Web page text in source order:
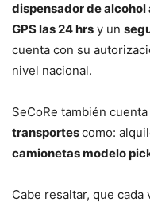
dispensador de
GPS las 24 hrs y un
cuenta con su
nivel nacional.
SeCoRe también
transportescomo:
camionetas modelo
Cabe resaltar, que